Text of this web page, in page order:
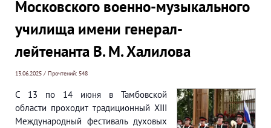
Московского военно-музыкального
училища имени генерал-
лейтенанта В. М. Халилова
13.06.2025 / Прочтений: 548
С 13 по 14 июня в Тамбовской
области проходит традиционный XIII
Международный фестиваль духовых